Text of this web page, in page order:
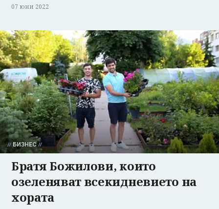
07 юни 2022
БИЗНЕС
Братя Божилови, които
озеленяват всекидневието на
хората